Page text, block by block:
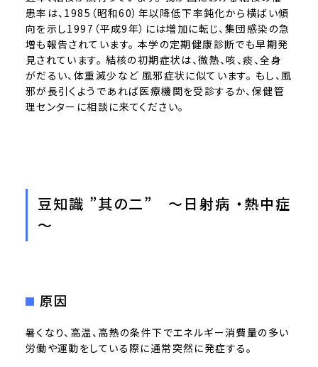
患率は、1985（昭和60）年以降低下率鈍化から横ばい傾
向を示し1997（平成9年）には増加に転じ、集団感染の急
増も報告されています。 本学の定期健康診断でも早期発
見されています。 結核の初期症状は、微熱、咳、痰、全身
がだるい、体重減少など 風邪症状に似ています。 もし、風
邪が長引くようであれば医療機関を受診するか、保健管
理センターに相談に来てください。
豆知識 ”其の二” ～日射病 ・熱中症
～
原因
暑くなり、高温、高熱の条件下でエネルギー消費量の多い
労働や運動をしている際に通常突然に発症する。